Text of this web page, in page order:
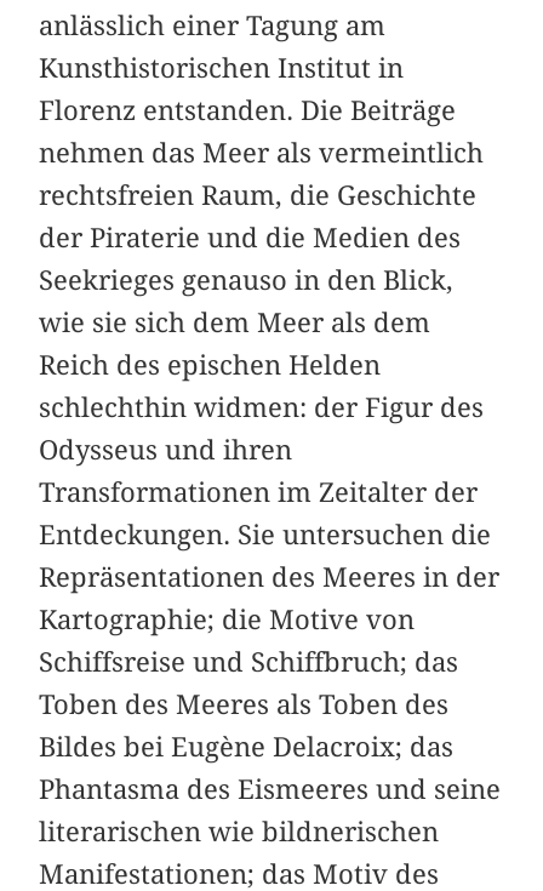
anlässlich einer Tagung am
Kunsthistorischen Institut in
Florenz entstanden. Die Beiträge
nehmen das Meer als vermeintlich
rechtsfreien Raum, die Geschichte
der Piraterie und die Medien des
Seekrieges genauso in den Blick,
wie sie sich dem Meer als dem
Reich des epischen Helden
schlechthin widmen: der Figur des
Odysseus und ihren
Transformationen im Zeitalter der
Entdeckungen. Sie untersuchen die
Repräsentationen des Meeres in der
Kartographie; die Motive von
Schiffsreise und Schiffbruch; das
Toben des Meeres als Toben des
Bildes bei Eugène Delacroix; das
Phantasma des Eismeeres und seine
literarischen wie bildnerischen
Manifestationen; das Motiv des